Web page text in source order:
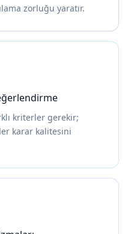
zorluğu yaratır.
kriterler gerekir;
karar kalitesini